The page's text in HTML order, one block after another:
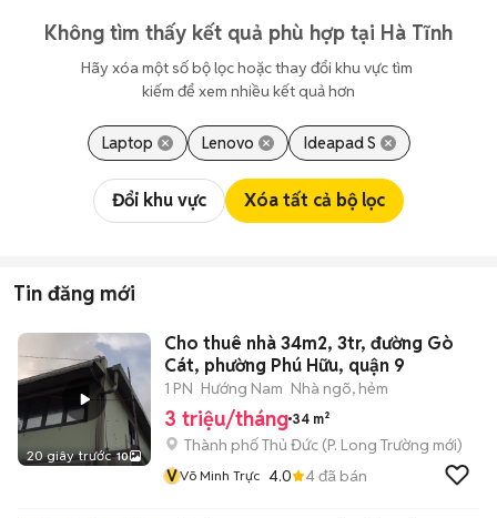
Không tìm thấy kết quả phù hợp tại Hà Tĩnh
Hãy xóa một số bộ lọc hoặc thay đổi khu vực tìm
kiếm để xem nhiều kết quả hơn
Laptop Lenovo Ideapad S
Đổi khu vực Xóa tất cả bộ lọc
Tin đăng mới
20 giây trước 10
Cho thuê nhà 34m2, 3tr, đường Gò
Cát, phường Phú Hữu, quận 9
1 PN Hướng Nam Nhà ngõ, hẻm
3 triệu/tháng 34 m²
Thành phố Thủ Đức (P. Long Trường mới)
VVõ Minh Trực 4.0 4đã bán